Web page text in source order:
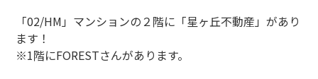
「02/HM」マンションの２階に「星ヶ丘不動産」があり
ます！
※1階にFORESTさんがあります。